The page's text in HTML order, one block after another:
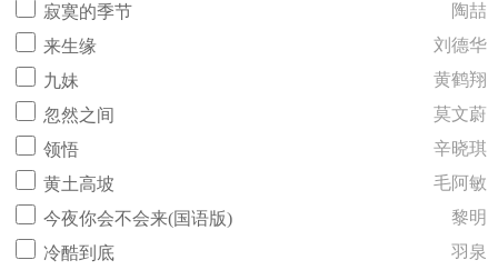
寂寞的季节
陶喆
来生缘
刘德华
九妹
黄鹤翔
忽然之间
莫文蔚
领悟
辛晓琪
黄土高坡
毛阿敏
今夜你会不会来(国语版)
黎明
冷酷到底
羽泉